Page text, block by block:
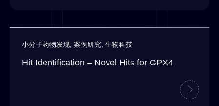
小分子药物发现 案例研究 生物科技
Hit Identification – Novel Hits for GPX4